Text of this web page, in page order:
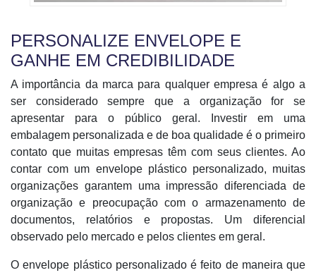
PERSONALIZE ENVELOPE E
GANHE EM CREDIBILIDADE
A importância da marca para qualquer empresa é algo a
ser considerado sempre que a organização for se
apresentar para o público geral. Investir em uma
embalagem personalizada e de boa qualidade é o primeiro
contato que muitas empresas têm com seus clientes. Ao
contar com um envelope plástico personalizado, muitas
organizações garantem uma impressão diferenciada de
organização e preocupação com o armazenamento de
documentos, relatórios e propostas. Um diferencial
observado pelo mercado e pelos clientes em geral.
O envelope plástico personalizado é feito de maneira que